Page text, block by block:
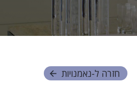
חזרה ל-נאמנויות